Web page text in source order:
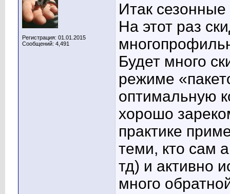
Регистрация: 01.01.2015
Сообщений: 4,491
Итак
На этот раз
Будет много
режиме
оптимальную
хорошо
практике
теми, кто сам
тд) и активно
много